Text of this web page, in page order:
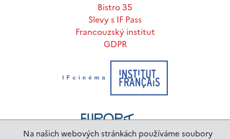
Na našich webových stránkách používáme soubory
Bistro 35
Slevy s IF Pass
Francouzský institut
GDPR